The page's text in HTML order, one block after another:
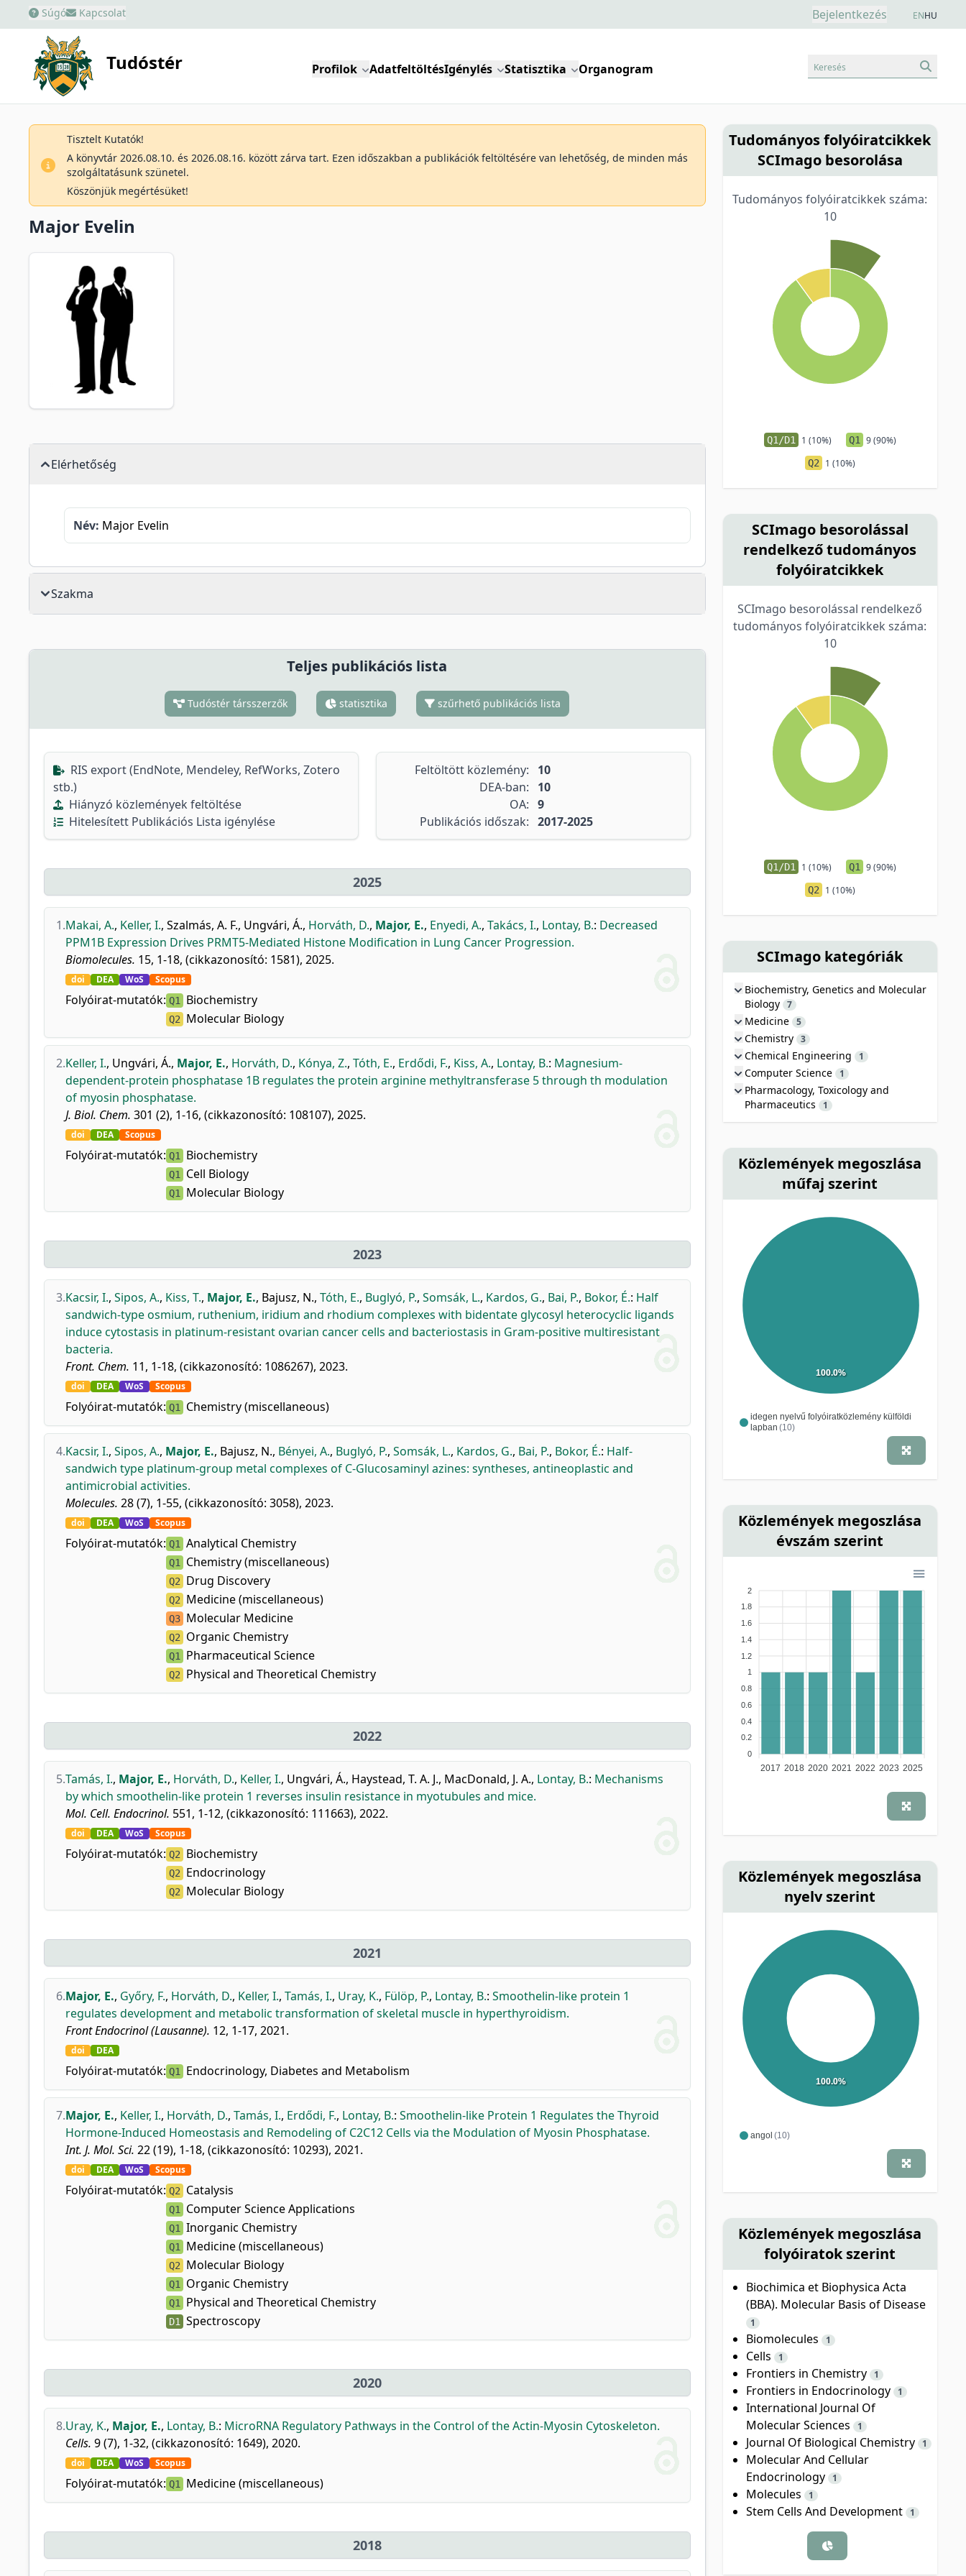
Súgó Kapcsolat Bejelentkezés ENHU
Tudóstér Profilok AdatfeltöltésIgénylés Statisztika Organogram Keresés
Tisztelt Kutatók!
A könyvtár 2026.08.10. és 2026.08.16. között zárva tart. Ezen időszakban a publikációk feltöltésére van lehetőség, de minden más
szolgáltatásunk szünetel.
Köszönjük megértésüket!
Major Evelin
Elérhetőség
Név: Major Evelin
Szakma
Teljes publikációs lista
Tudóstér társszerzők statisztika szűrhető publikációs lista
RIS export (EndNote, Mendeley, RefWorks, Zotero
stb.)
Hiányzó közlemények feltöltése
Hitelesített Publikációs Lista igénylése
Feltöltött közlemény:
10
DEA-ban:
10
OA: 9
Publikációs időszak: 2017-2025
2025
1.Makai, A., Keller, I., Szalmás, A. F., Ungvári, Á., Horváth, D., Major, E., Enyedi, A., Takács, I., Lontay, B.: Decreased
PPM1B Expression Drives PRMT5-Mediated Histone Modification in Lung Cancer Progression.
Biomolecules. 15, 1-18, (cikkazonosító: 1581), 2025.
doi DEA WoS Scopus
Folyóirat-mutatók: Q1 Biochemistry
Q2 Molecular Biology
2.Keller, I., Ungvári, Á., Major, E., Horváth, D., Kónya, Z., Tóth, E., Erdődi, F., Kiss, A., Lontay, B.: Magnesium-
dependent-protein phosphatase 1B regulates the protein arginine methyltransferase 5 through th modulation
of myosin phosphatase.
J. Biol. Chem. 301 (2), 1-16, (cikkazonosító: 108107), 2025.
doi DEA Scopus
Folyóirat-mutatók: Q1 Biochemistry
Q1 Cell Biology
Q1 Molecular Biology
2023
3.Kacsir, I., Sipos, A., Kiss, T., Major, E., Bajusz, N., Tóth, E., Buglyó, P., Somsák, L., Kardos, G., Bai, P., Bokor, É.: Half
sandwich-type osmium, ruthenium, iridium and rhodium complexes with bidentate glycosyl heterocyclic ligands
induce cytostasis in platinum-resistant ovarian cancer cells and bacteriostasis in Gram-positive multiresistant
bacteria.
Front. Chem. 11, 1-18, (cikkazonosító: 1086267), 2023.
doi DEA WoS Scopus
Folyóirat-mutatók: Q1 Chemistry (miscellaneous)
4.Kacsir, I., Sipos, A., Major, E., Bajusz, N., Bényei, A., Buglyó, P., Somsák, L., Kardos, G., Bai, P., Bokor, É.: Half-
sandwich type platinum-group metal complexes of C-Glucosaminyl azines: syntheses, antineoplastic and
antimicrobial activities.
Molecules. 28 (7), 1-55, (cikkazonosító: 3058), 2023.
doi DEA WoS Scopus
Folyóirat-mutatók: Q1 Analytical Chemistry
Q1 Chemistry (miscellaneous)
Q2 Drug Discovery
Q2 Medicine (miscellaneous)
Q3 Molecular Medicine
Q2 Organic Chemistry
Q1 Pharmaceutical Science
Q2 Physical and Theoretical Chemistry
2022
5.Tamás, I., Major, E., Horváth, D., Keller, I., Ungvári, Á., Haystead, T. A. J., MacDonald, J. A., Lontay, B.: Mechanisms
by which smoothelin-like protein 1 reverses insulin resistance in myotubules and mice.
Mol. Cell. Endocrinol. 551, 1-12, (cikkazonosító: 111663), 2022.
doi DEA WoS Scopus
Folyóirat-mutatók: Q2 Biochemistry
Q2 Endocrinology
Q2 Molecular Biology
2021
6.Major, E., Győry, F., Horváth, D., Keller, I., Tamás, I., Uray, K., Fülöp, P., Lontay, B.: Smoothelin-like protein 1
regulates development and metabolic transformation of skeletal muscle in hyperthyroidism.
Front Endocrinol (Lausanne). 12, 1-17, 2021.
doi DEA
Folyóirat-mutatók: Q1 Endocrinology, Diabetes and Metabolism
7.Major, E., Keller, I., Horváth, D., Tamás, I., Erdődi, F., Lontay, B.: Smoothelin-like Protein 1 Regulates the Thyroid
Hormone-Induced Homeostasis and Remodeling of C2C12 Cells via the Modulation of Myosin Phosphatase.
Int. J. Mol. Sci. 22 (19), 1-18, (cikkazonosító: 10293), 2021.
doi DEA WoS Scopus
Folyóirat-mutatók: Q2 Catalysis
Q1 Computer Science Applications
Q1 Inorganic Chemistry
Q1 Medicine (miscellaneous)
Q2 Molecular Biology
Q1 Organic Chemistry
Q1 Physical and Theoretical Chemistry
D1 Spectroscopy
2020
8.Uray, K., Major, E., Lontay, B.: MicroRNA Regulatory Pathways in the Control of the Actin-Myosin Cytoskeleton.
Cells. 9 (7), 1-32, (cikkazonosító: 1649), 2020.
doi DEA WoS Scopus
Folyóirat-mutatók: Q1 Medicine (miscellaneous)
2018
Tudományos folyóiratcikkek
SCImago besorolása
Tudományos folyóiratcikkek száma:
10
Q1/D1 1 (10%) Q1 9 (90%)
Q2 1 (10%)
SCImago besorolással
rendelkező tudományos
folyóiratcikkek
SCImago besorolással rendelkező
tudományos folyóiratcikkek száma:
10
Q1/D1 1 (10%) Q1 9 (90%)
Q2 1 (10%)
SCImago kategóriák
Biochemistry, Genetics and Molecular
Biology 7
Medicine 5
Chemistry 3
Chemical Engineering 1
Computer Science 1
Pharmacology, Toxicology and
Pharmaceutics
1
Közlemények megoszlása
műfaj szerint
idegen nyelvű folyóiratközlemény külföldi
lapban (10)
100.0%
Közlemények megoszlása
évszám szerint
2
1.8
1.6
1.4
1.2
1
0.8
0.6
0.4
0.2
0
2017 2018 2020 2021 2022 2023 2025
Közlemények megoszlása
nyelv szerint
angol (10)
100.0%
Közlemények megoszlása
folyóiratok szerint
Biochimica et Biophysica Acta
(BBA). Molecular Basis of Disease
1
Biomolecules 1
Cells 1
Frontiers in Chemistry 1
Frontiers in Endocrinology 1
International Journal Of
Molecular Sciences
1
Journal Of Biological Chemistry 1
Molecular And Cellular
Endocrinology
1
Molecules 1
Stem Cells And Development 1